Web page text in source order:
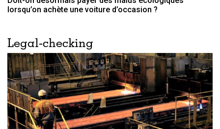
lorsqu’on achète une voiture d’occasion ?
Legal-checking